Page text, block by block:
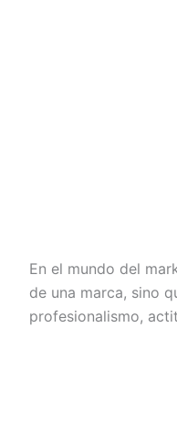
En el mundo del
de una marca, sino
profesionalismo,